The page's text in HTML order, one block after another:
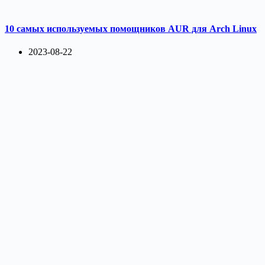
10 самых используемых помощников AUR для Arch Linux
2023-08-22